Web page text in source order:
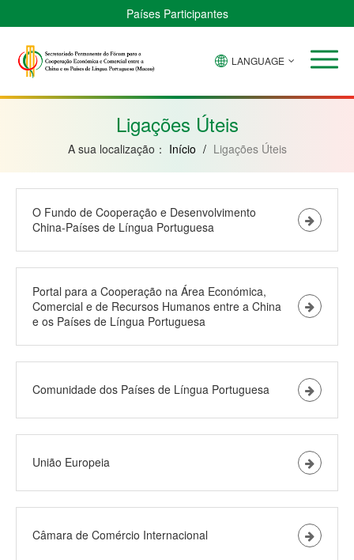
Países Participantes
Verde
Bissau
Guiné
Moçambique
LANGUAGE
Ligações Úteis
A sua localização： Início / Ligações Úteis
O Fundo de Cooperação e Desenvolvimento
China-Países de Língua Portuguesa
Portal para a Cooperação na Área Económica,
Comercial e de Recursos Humanos entre a China
e os Países de Língua Portuguesa
Comunidade dos Países de Língua Portuguesa
União Europeia
Câmara de Comércio Internacional